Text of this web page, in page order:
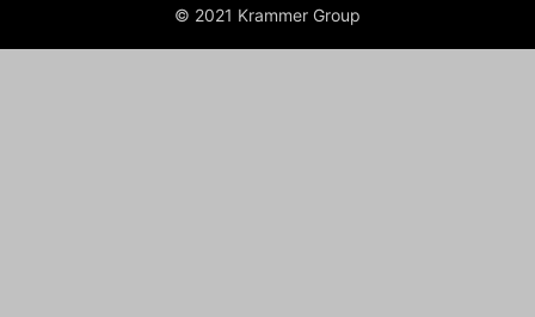
© 2021 Krammer Group